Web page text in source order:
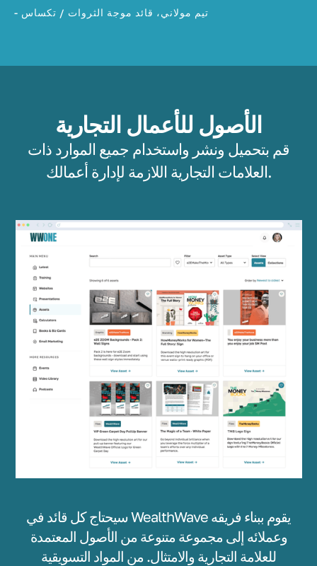
- تيم مولاني، قائد موجة الثروات / تكساس
الأصول للأعمال التجارية
قم بتحميل ونشر واستخدام جميع الموارد ذات
العلامات التجارية اللازمة لإدارة أعمالك.
سيحتاج كل قائد في WealthWave يقوم ببناء فريقه
وعملائه إلى مجموعة متنوعة من الأصول المعتمدة
للعلامة التجارية والامتثال. من المواد التسويقية